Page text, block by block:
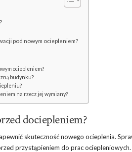
pod nowym ociepleniem?
ociepleniem?
budynku?
na rzecz jej wymiany?
dociepleniem?
skuteczność nowego ocieplenia.
przystąpieniem do prac